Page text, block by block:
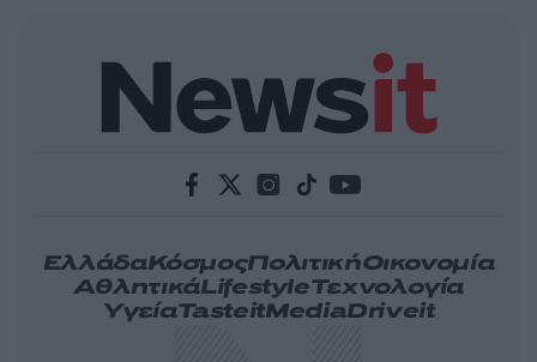
ΕλλάδαΚόσμοςΠολιτικήΟικονομία
ΑθλητικάLifestyleΤεχνολογία
ΥγείαTasteitMediaDriveit